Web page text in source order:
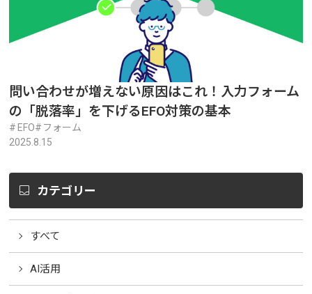
問い合わせが増えない原因はこれ！入力フォーム
の「脱落率」を下げるEFO対策の基本
EFO
フォーム
2025.8.15
カテゴリー
すべて
AI活用